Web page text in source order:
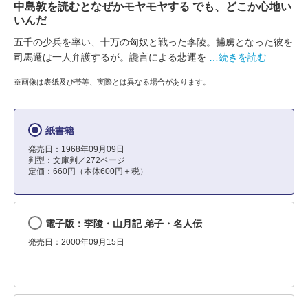
中島敦を読むとなぜかモヤモヤする でも、どこか心地い
いんだ
五千の少兵を率い、十万の匈奴と戦った李陵。捕虜となった彼を
司馬遷は一人弁護するが。讒言による悲運を
…続きを読む
※画像は表紙及び帯等、実際とは異なる場合があります。
紙書籍
発売日：1968年09月09日
判型：文庫判／272ページ
定価：660円（本体600円＋税）
電子版：李陵・山月記 弟子・名人伝
発売日：2000年09月15日